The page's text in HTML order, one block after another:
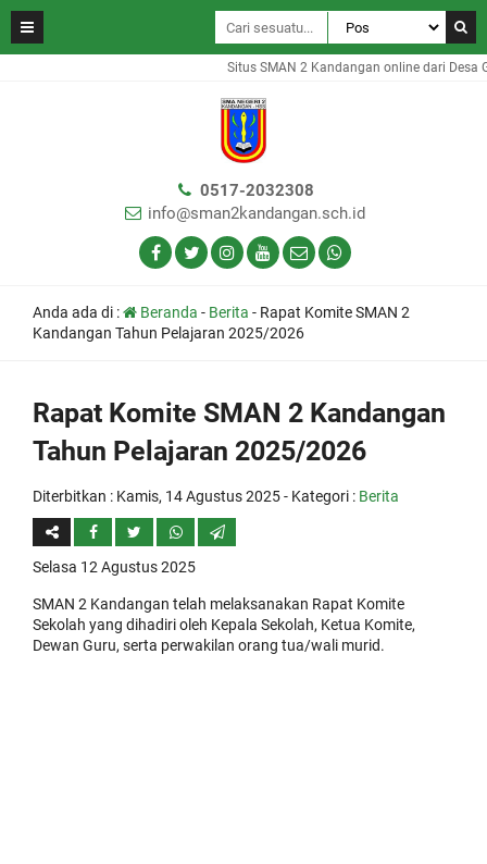
Situs SMAN 2 Kandangan online dari Desa
0517-2032308
info@sman2kandangan.sch.id
Anda ada di : Beranda - Berita - Rapat Komite SMAN 2
Kandangan Tahun Pelajaran 2025/2026
Rapat Komite SMAN 2 Kandangan
Tahun Pelajaran 2025/2026
Diterbitkan : Kamis, 14 Agustus 2025- Kategori : Berita
Selasa 12 Agustus 2025
SMAN 2 Kandangan telah melaksanakan Rapat Komite
Sekolah yang dihadiri oleh Kepala Sekolah, Ketua Komite,
Dewan Guru, serta perwakilan orang tua/wali murid.